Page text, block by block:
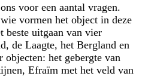
voor een aantal vragen.
vormen het object in deze
beste uitgaan van vier
de Laagte, het Bergland en
het gebergte van
Efraïm met het veld van